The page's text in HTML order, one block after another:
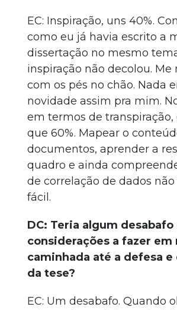
EC: Inspiração, uns 40%.
como eu já havia escrito a
dissertação no mesmo
inspiração não decolou. Me
com os pés no chão. Nada
novidade assim pra mim.
em termos de transpiração,
que 60%. Mapear o
documentos, aprender a
quadro e ainda
de correlação de dados
fácil.
DC: Teria algum desabafo
considerações a fazer em
caminhada até a defesa e
da tese?
EC: Um desabafo. Quando